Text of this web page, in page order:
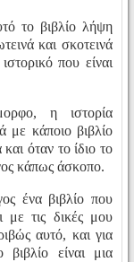
το βιβλίο λήψη
και σκοτεινά
που είναι
η ιστορία
με κάποιο βιβλίο
όταν το ίδιο το
κάπως άσκοπο.
ένα βιβλίο που
με τις δικές μου
αυτό, και για
είναι μια